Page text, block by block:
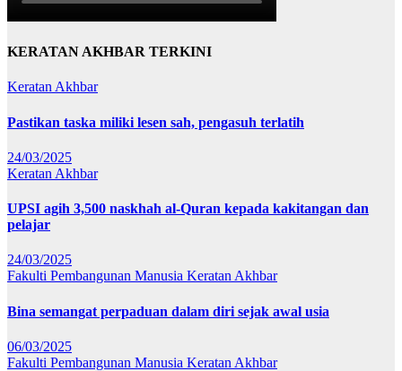
KERATAN AKHBAR TERKINI
Keratan Akhbar
Pastikan taska miliki lesen sah, pengasuh terlatih
24/03/2025
Keratan Akhbar
UPSI agih 3,500 naskhah al-Quran kepada kakitangan dan
pelajar
24/03/2025
Fakulti Pembangunan Manusia Keratan Akhbar
Bina semangat perpaduan dalam diri sejak awal usia
06/03/2025
Fakulti Pembangunan Manusia Keratan Akhbar